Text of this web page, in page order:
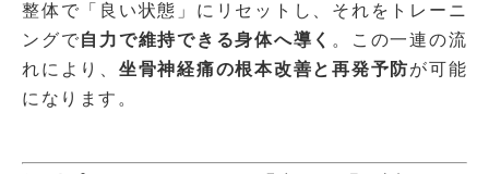
整体で「良い状態」にリセットし、それをトレーニ
ングで自力で維持できる身体へ導く 。この一連の流
れにより、 坐骨神経痛の根本改善と再発予防が可能
になります。